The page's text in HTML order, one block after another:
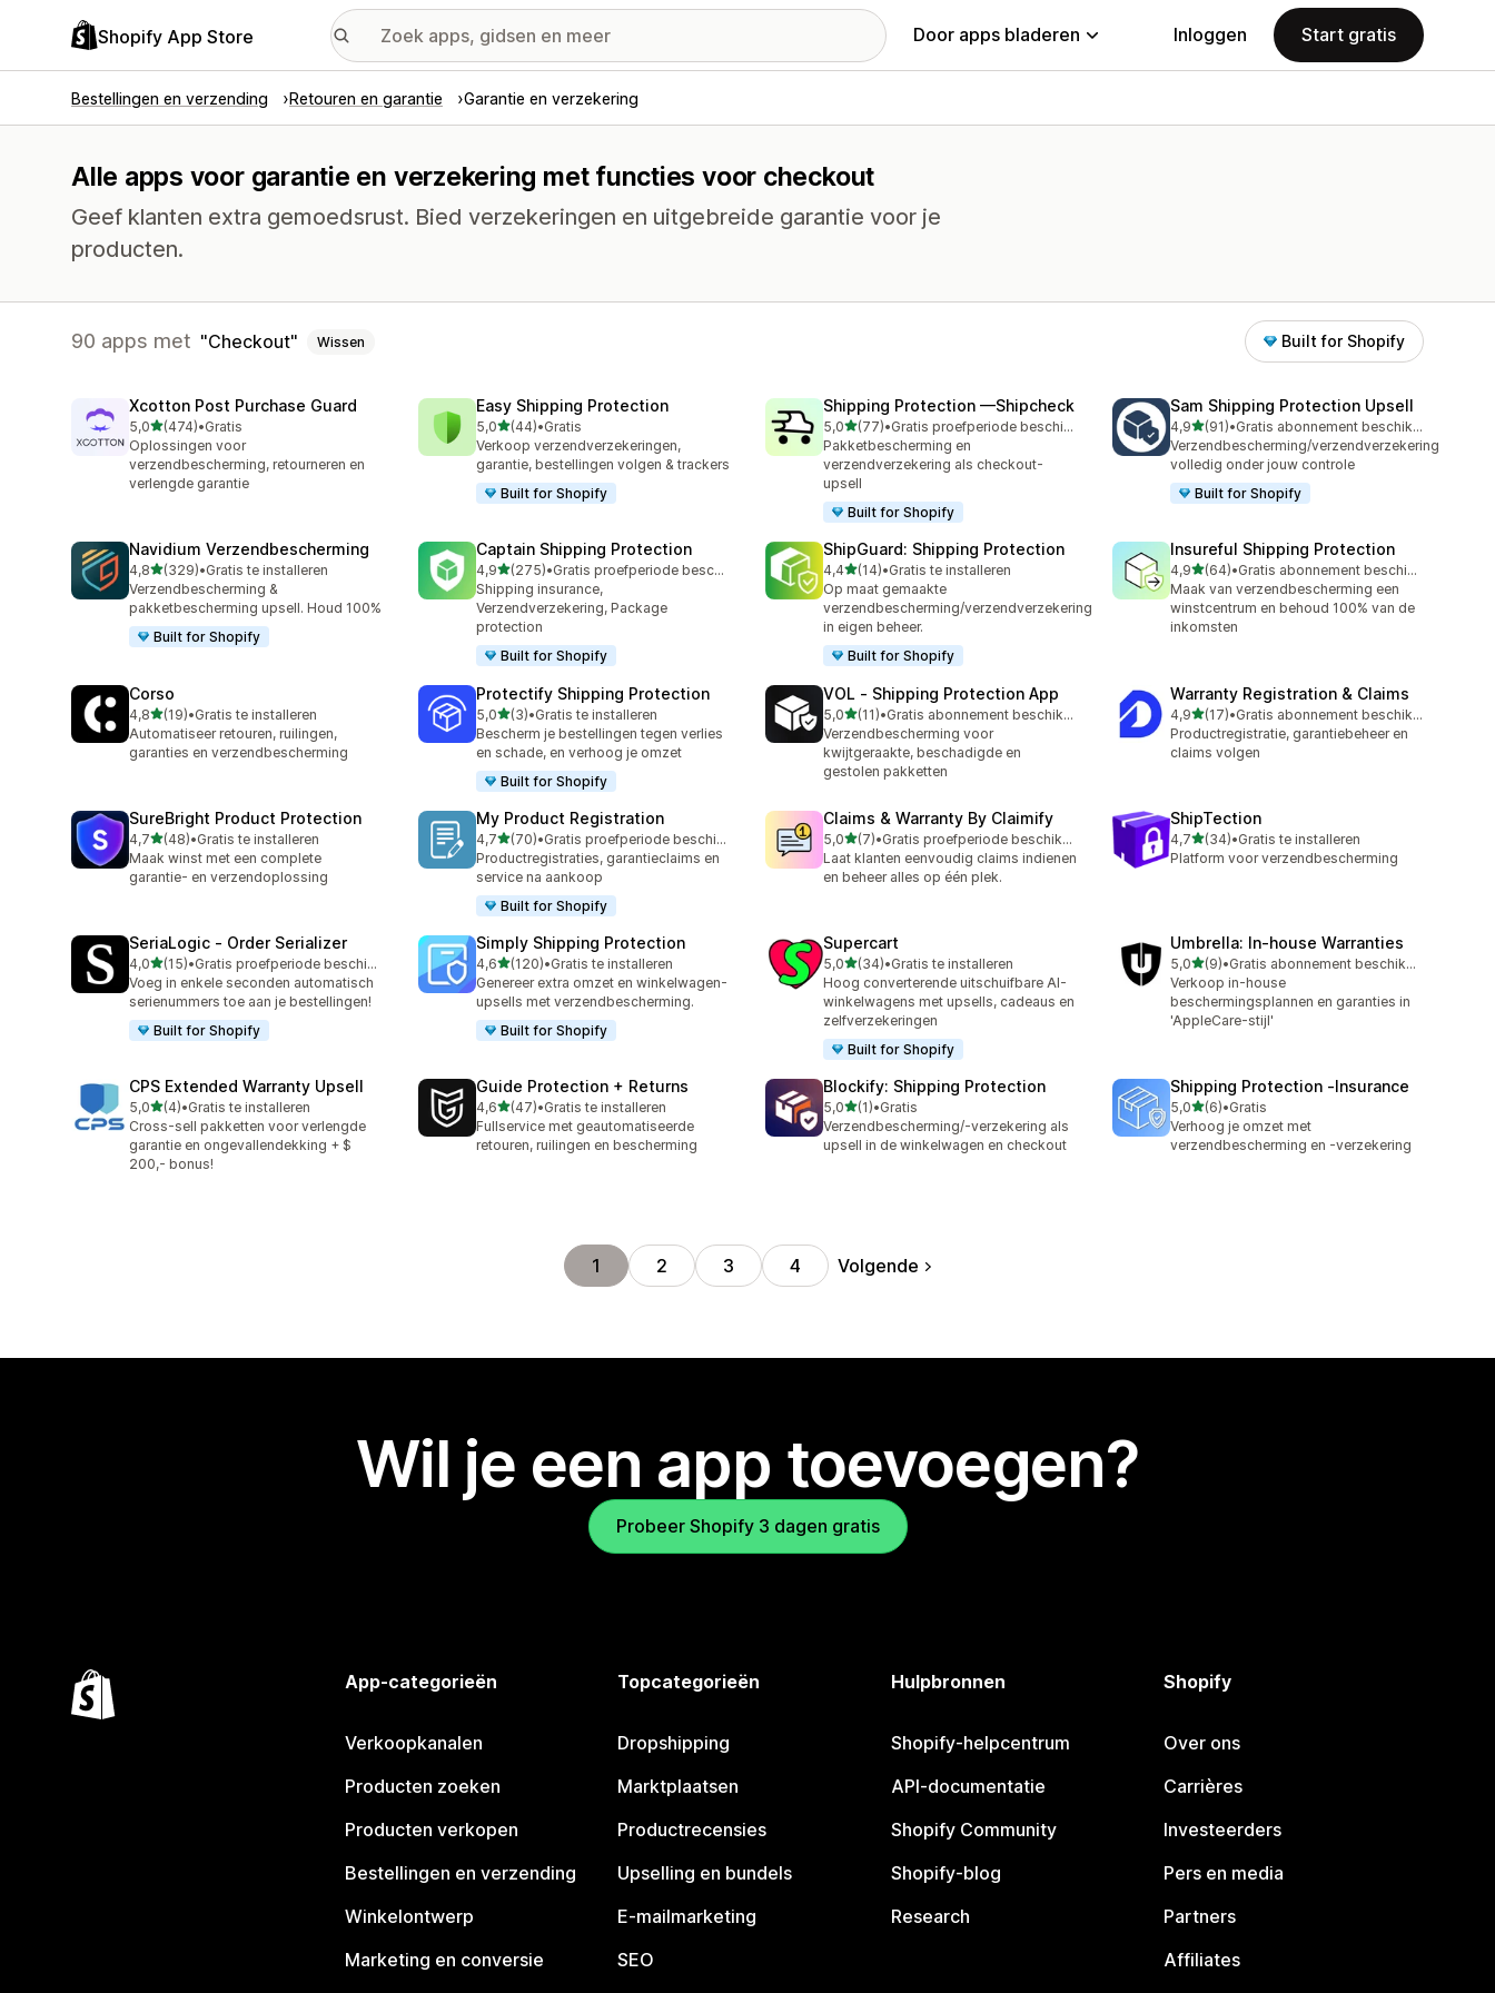
Shopify App Store Door apps bladeren Inloggen Start gratis
Bestellingen en verzending Retouren en garantie Garantie en verzekering
Alle apps voor garantie en verzekering met functies voor checkout
Geef klanten extra gemoedsrust. Bied verzekeringen en uitgebreide garantie voor je
producten.
90 apps met Checkout Wissen Built for Shopify
Xcotton Post Purchase Guard
5,0van 5 sterren
(474)
474 recensies in totaal
•Gratis
Oplossingen voor
verzendbescherming, retourneren en
verlengde garantie
Easy Shipping Protection
5,0van 5 sterren
(44)
44 recensies in totaal
•Gratis
Verkoop verzendverzekeringen,
garantie, bestellingen volgen & trackers
Built for Shopify
Shipping Protection —Shipcheck
5,0van 5 sterren
(77)
77 recensies in totaal
•
Gratis proefperiode beschikbaar
Pakketbescherming en
verzendverzekering als checkout-
upsell
Built for Shopify
Sam Shipping Protection Upsell
4,9van 5 sterren
(91)
91 recensies in totaal
•
Gratis abonnement beschikbaar
Verzendbescherming/verzendverzekering
volledig onder jouw controle
Built for Shopify
Navidium Verzendbescherming
4,8van 5 sterren
(329)
329 recensies in totaal
•Gratis te installeren
Verzendbescherming &
pakketbescherming upsell. Houd 100%
Built for Shopify
Captain Shipping Protection
4,9van 5 sterren
(275)
275 recensies in totaal
•
Gratis proefperiode beschikbaar
Shipping insurance,
Verzendverzekering, Package
protection
Built for Shopify
ShipGuard: Shipping Protection
4,4van 5 sterren
(14)
14 recensies in totaal
•Gratis te installeren
Op maat gemaakte
verzendbescherming/verzendverzekering
in eigen beheer.
Built for Shopify
Insureful Shipping Protection
4,9van 5 sterren
(64)
64 recensies in totaal
•
Gratis abonnement beschikbaar
Maak van verzendbescherming een
winstcentrum en behoud 100% van de
inkomsten
Corso
4,8van 5 sterren
(19)
19 recensies in totaal
•Gratis te installeren
Automatiseer retouren, ruilingen,
garanties en verzendbescherming
Protectify Shipping Protection
5,0van 5 sterren
(3)
3 recensies in totaal
•Gratis te installeren
Bescherm je bestellingen tegen verlies
en schade, en verhoog je omzet
Built for Shopify
VOL ‑ Shipping Protection App
5,0van 5 sterren
(11)
11 recensies in totaal
•
Gratis abonnement beschikbaar
Verzendbescherming voor
kwijtgeraakte, beschadigde en
gestolen pakketten
Warranty Registration & Claims
4,9van 5 sterren
(17)
17 recensies in totaal
•
Gratis abonnement beschikbaar
Productregistratie, garantiebeheer en
claims volgen
SureBright Product Protection
4,7van 5 sterren
(48)
48 recensies in totaal
•Gratis te installeren
Maak winst met een complete
garantie- en verzendoplossing
My Product Registration
4,7van 5 sterren
(70)
70 recensies in totaal
•
Gratis proefperiode beschikbaar
Productregistraties, garantieclaims en
service na aankoop
Built for Shopify
Claims & Warranty By Claimify
5,0van 5 sterren
(7)
7 recensies in totaal
•
Gratis proefperiode beschikbaar
Laat klanten eenvoudig claims indienen
en beheer alles op één plek.
ShipTection
4,7van 5 sterren
(34)
34 recensies in totaal
•Gratis te installeren
Platform voor verzendbescherming
SeriaLogic ‑ Order Serializer
4,0van 5 sterren
(15)
15 recensies in totaal
•
Gratis proefperiode beschikbaar
Voeg in enkele seconden automatisch
serienummers toe aan je bestellingen!
Built for Shopify
Simply Shipping Protection
4,6van 5 sterren
(120)
120 recensies in totaal
•Gratis te installeren
Genereer extra omzet en winkelwagen-
upsells met verzendbescherming.
Built for Shopify
Supercart
5,0van 5 sterren
(34)
34 recensies in totaal
•Gratis te installeren
Hoog converterende uitschuifbare AI-
winkelwagens met upsells, cadeaus en
zelfverzekeringen
Built for Shopify
Umbrella: In‑house Warranties
5,0van 5 sterren
(9)
9 recensies in totaal
•
Gratis abonnement beschikbaar
Verkoop in-house
beschermingsplannen en garanties in
'AppleCare-stijl'
CPS Extended Warranty Upsell
5,0van 5 sterren
(4)
4 recensies in totaal
•Gratis te installeren
Cross-sell pakketten voor verlengde
garantie en ongevallendekking + $
200,- bonus!
Guide Protection + Returns
4,6van 5 sterren
(47)
47 recensies in totaal
•Gratis te installeren
Fullservice met geautomatiseerde
retouren, ruilingen en bescherming
Blockify: Shipping Protection
5,0van 5 sterren
(1)
1 recensies in totaal
•Gratis
Verzendbescherming/-verzekering als
upsell in de winkelwagen en checkout
Shipping Protection ‑Insurance
5,0van 5 sterren
(6)
6 recensies in totaal
•Gratis
Verhoog je omzet met
verzendbescherming en -verzekering
1 2 3 4 Volgende
Wil je een app toevoegen?
Probeer Shopify 3 dagen gratis
App-categorieën
Verkoopkanalen
Producten zoeken
Producten verkopen
Bestellingen en verzending
Winkelontwerp
Marketing en conversie
Topcategorieën
Dropshipping
Marktplaatsen
Productrecensies
Upselling en bundels
E-mailmarketing
SEO
Hulpbronnen
Shopify-helpcentrum
API-documentatie
Shopify Community
Shopify-blog
Research
Shopify
Over ons
Carrières
Investeerders
Pers en media
Partners
Affiliates